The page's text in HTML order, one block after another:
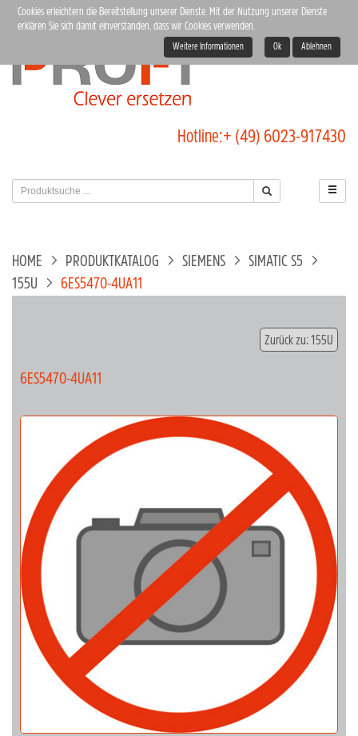
Hotline:+ (49) 6023-917430
HOME PRODUKTKATALOG SIEMENS
SIMATIC S5
155U
6ES5470-4UA11
Zurück zu: 155U
6ES5470-4UA11
Cookies erleichtern die Bereitstellung unserer Dienste. Mit der Nutzung unserer Dienste
erklären Sie sich damit einverstanden, dass wir Cookies verwenden.
Weitere Informationen Ok Ablehnen